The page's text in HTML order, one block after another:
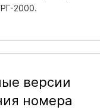
2000.
версии
номера